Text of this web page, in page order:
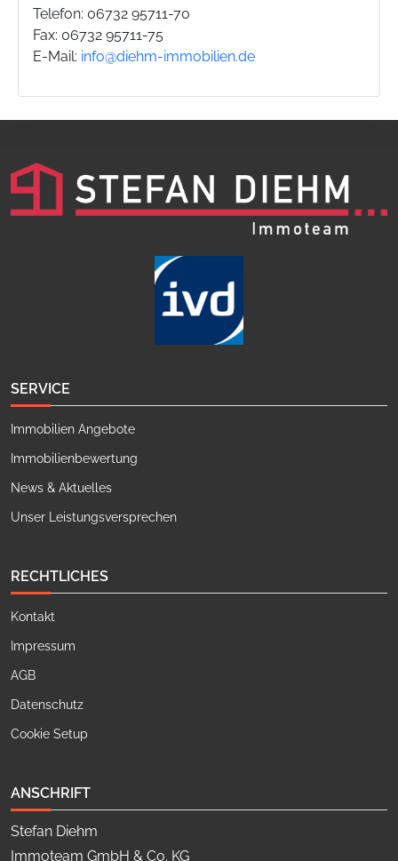
Telefon: 06732 95711-70
Fax: 06732 95711-75
E-Mail: info@diehm-immobilien.de
SERVICE
Immobilien Angebote
Immobilienbewertung
News & Aktuelles
Unser Leistungsversprechen
RECHTLICHES
Kontakt
Impressum
AGB
Datenschutz
Cookie Setup
ANSCHRIFT
Stefan Diehm
Immoteam GmbH & Co. KG